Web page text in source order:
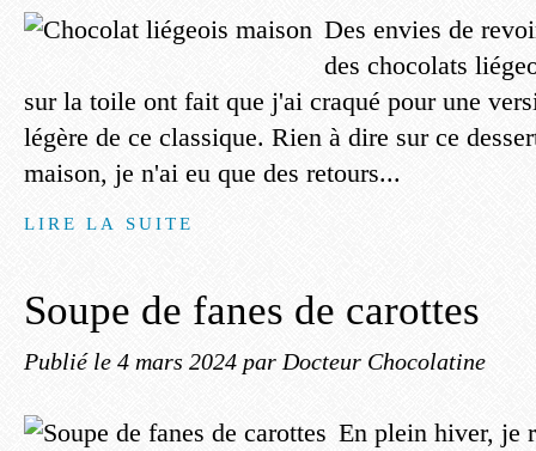
Des envies de
des chocolats
sur la toile ont fait que j'ai craqué pour une
légère de ce classique. Rien à dire sur ce
maison, je n'ai eu que des retours...
LIRE LA SUITE
Soupe de fanes de carottes
Publié le 4 mars 2024 par Docteur Chocolatine
En plein hiver, je